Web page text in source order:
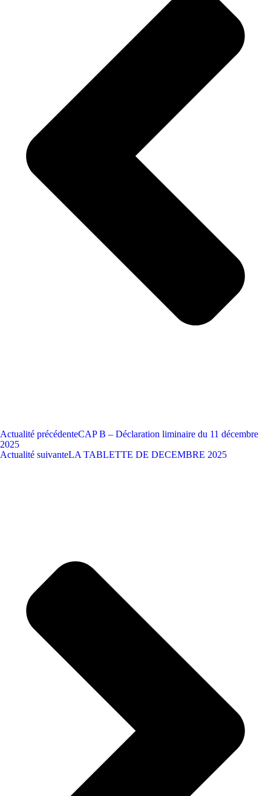
Actualité précédenteCAP B – Déclaration liminaire du 11 décembre
2025
Actualité suivanteLA TABLETTE DE DECEMBRE 2025